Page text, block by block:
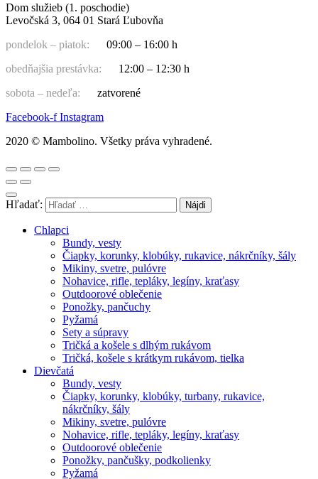
Dom služieb (1. poschodie)
Levočská 3, 064 01 Stará Ľubovňa
pondelok – piatok:
09:00 – 16:00 h
obedňajšia prestávka:
12:00 – 12:30 h
sobota – nedeľa:
zatvorené
Facebook-f Instagram
2020 © Mambolino. Všetky práva vyhradené.
Hľadať:
Chlapci
Bundy, vesty
Čiapky, korunky, klobúky, rukavice, nákrčníky, šály
Mikiny, svetre, pulóvre
Nohavice, rifle, tepláky, legíny, kraťasy
Outdoorové oblečenie
Ponožky, pančuchy
Pyžamá
Sety a súpravy
Tričká a košele s dlhým rukávom
Tričká, košele s krátkym rukávom, tielka
Dievčatá
Bundy, vesty
Čiapky, korunky, klobúky, turbany, rukavice,
nákrčníky, šály
Mikiny, svetre, pulóvre
Nohavice, rifle, tepláky, legíny, kraťasy
Outdoorové oblečenie
Ponožky, pančušky, podkolienky
Pyžamá